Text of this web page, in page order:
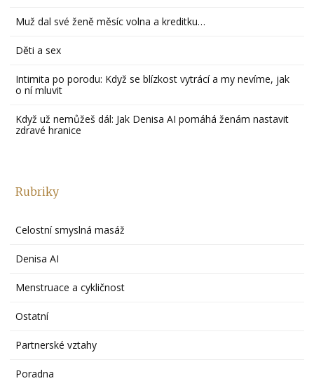
Muž dal své ženě měsíc volna a kreditku…
Děti a sex
Intimita po porodu: Když se blízkost vytrácí a my nevíme, jak
o ní mluvit
Když už nemůžeš dál: Jak Denisa AI pomáhá ženám nastavit
zdravé hranice
Rubriky
Celostní smyslná masáž
Denisa AI
Menstruace a cykličnost
Ostatní
Partnerské vztahy
Poradna